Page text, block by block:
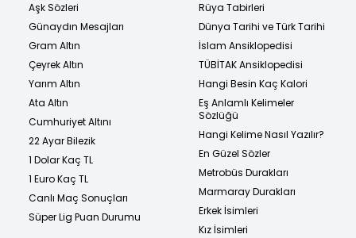
Aşk Sözleri
Günaydın Mesajları
Gram Altın
Çeyrek Altın
Yarım Altın
Ata Altın
Cumhuriyet Altını
22 Ayar Bilezik
1 Dolar Kaç TL
1 Euro Kaç TL
Canlı Maç Sonuçları
Süper Lig Puan Durumu
Rüya Tabirleri
Dünya Tarihi ve Türk Tarihi
İslam Ansiklopedisi
TÜBİTAK Ansiklopedisi
Hangi Besin Kaç Kalori
Eş Anlamlı Kelimeler
Sözlüğü
Hangi Kelime Nasıl Yazılır?
En Güzel Sözler
Metrobüs Durakları
Marmaray Durakları
Erkek İsimleri
Kız İsimleri